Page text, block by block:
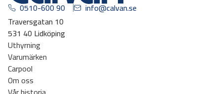
0510-600 90
info@calvan.se
Traversgatan 10
531 40 Lidköping
Uthyrning
Varumärken
Carpool
Om oss